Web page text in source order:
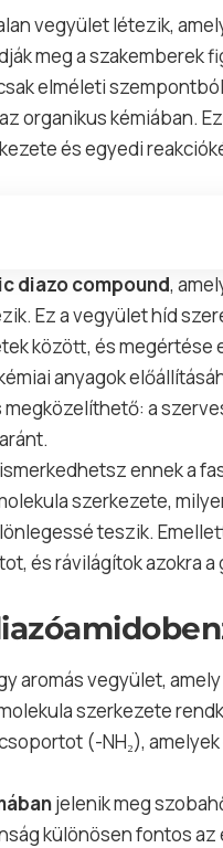
vegyület létezik,
meg a szakemberek
elméleti
organikus kémiában.
és egyedi
diazo compound,
Ez a vegyület híd
között, és megértése
anyagok
a
ennek a
szerkezete,
teszik.
és rávilágítok azokra
aromás vegyület,
szerkezete
(-NH₂),
jelenik meg
különösen fontos